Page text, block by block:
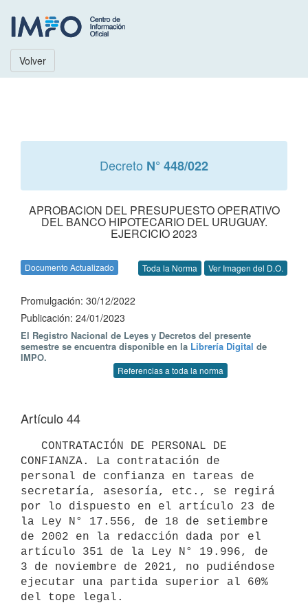
Volver
Decreto N° 448/022
APROBACION DEL PRESUPUESTO OPERATIVO
DEL BANCO HIPOTECARIO DEL URUGUAY.
EJERCICIO 2023
Documento Actualizado Toda la Norma Ver Imagen del D.O.
Promulgación: 30/12/2022
Publicación: 24/01/2023
El Registro Nacional de Leyes y Decretos del presente
semestre se encuentra disponible en la Librería Digital de
IMPO.
Referencias a toda la norma
Artículo 44
CONFIANZA. La contratación de
personal de confianza en tareas de
secretaría, asesoría, etc., se regirá
por lo dispuesto en el artículo 23 de
la Ley N° 17.556, de 18 de setiembre
de 2002 en la redacción dada por el
artículo 351 de la Ley N° 19.996, de
3 de noviembre de 2021, no pudiéndose
ejecutar una partida superior al 60%